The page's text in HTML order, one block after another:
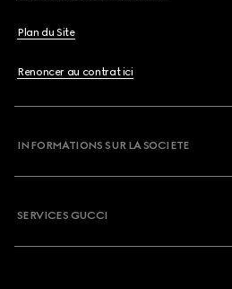
Plan du Site
Renoncer au contrat ici
INFORMATIONS SUR LA SOCIETE
SERVICES GUCCI